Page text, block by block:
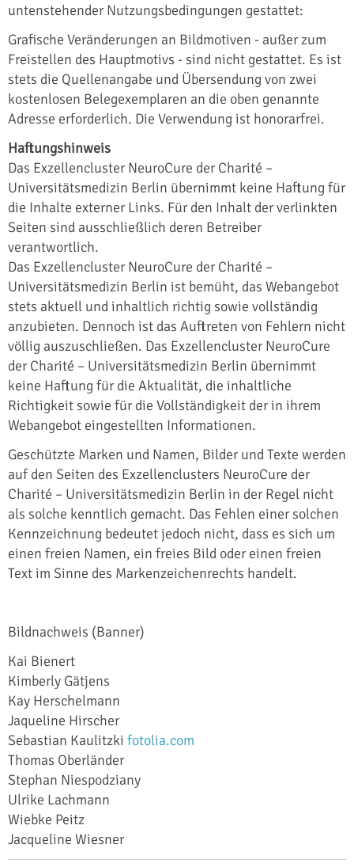
untenstehender Nutzungsbedingungen gestattet:
Grafische Veränderungen an Bildmotiven - außer zum
Freistellen des Hauptmotivs - sind nicht gestattet. Es ist
stets die Quellenangabe und Übersendung von zwei
kostenlosen Belegexemplaren an die oben genannte
Adresse erforderlich. Die Verwendung ist honorarfrei.
Haftungshinweis
Das Exzellencluster NeuroCure der Charité –
Universitätsmedizin Berlin übernimmt keine Haftung für
die Inhalte externer Links. Für den Inhalt der verlinkten
Seiten sind ausschließlich deren Betreiber
verantwortlich.
Das Exzellencluster NeuroCure der Charité –
Universitätsmedizin Berlin ist bemüht, das Webangebot
stets aktuell und inhaltlich richtig sowie vollständig
anzubieten. Dennoch ist das Auftreten von Fehlern nicht
völlig auszuschließen. Das Exzellencluster NeuroCure
der Charité – Universitätsmedizin Berlin übernimmt
keine Haftung für die Aktualität, die inhaltliche
Richtigkeit sowie für die Vollständigkeit der in ihrem
Webangebot eingestellten Informationen.
Geschützte Marken und Namen, Bilder und Texte werden
auf den Seiten des Exzellenclusters NeuroCure der
Charité – Universitätsmedizin Berlin in der Regel nicht
als solche kenntlich gemacht. Das Fehlen einer solchen
Kennzeichnung bedeutet jedoch nicht, dass es sich um
einen freien Namen, ein freies Bild oder einen freien
Text im Sinne des Markenzeichenrechts handelt.
Bildnachweis (Banner)
Kai Bienert
Kimberly Gätjens
Kay Herschelmann
Jaqueline Hirscher
Sebastian Kaulitzki fotolia.com
Thomas Oberländer
Stephan Niespodziany
Ulrike Lachmann
Wiebke Peitz
Jacqueline Wiesner